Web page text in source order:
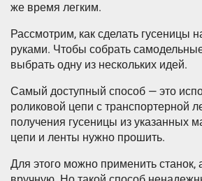
же время легким.
Рассмотрим, как сделать гусеницы
руками. Чтобы собрать
выбрать одну из нескольких идей.
Самый доступный способ — это
роликовой цепи с транспортерной
получения гусеницы из указанных
цепи и ленты нужно прошить.
Для этого можно применить